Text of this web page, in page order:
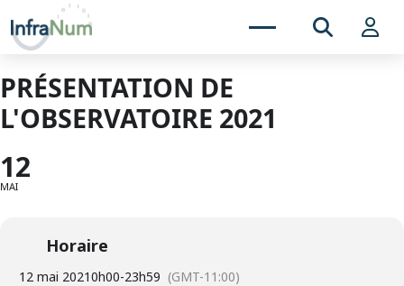
PRÉSENTATION DE
L'OBSERVATOIRE 2021
12
MAI
Horaire
12 mai 20210h00-23h59 (GMT-11:00)